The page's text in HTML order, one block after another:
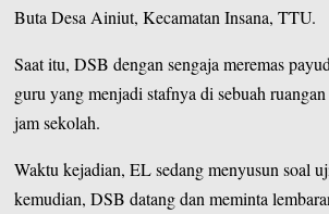
Buta Desa Ainiut, Kecamatan Insana, TTU.
Saat itu, DSB dengan sengaja meremas
guru yang menjadi stafnya di sebuah
jam sekolah.
Waktu kejadian, EL sedang menyusun soal
kemudian, DSB datang dan meminta